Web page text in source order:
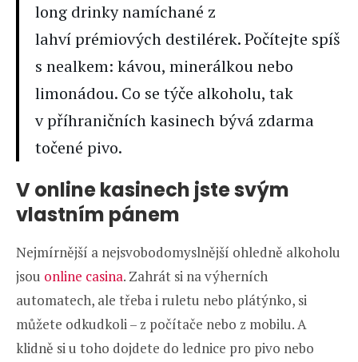
long drinky namíchané z
lahví prémiových destilérek. Počítejte spíš
s nealkem: kávou, minerálkou nebo
limonádou. Co se týče alkoholu, tak
v příhraničních kasinech bývá zdarma
točené pivo.
V online kasinech jste svým
vlastním pánem
Nejmírnější a nejsvobodomyslnější ohledně alkoholu
jsou online casina. Zahrát si na výherních
automatech, ale třeba i ruletu nebo plátýnko, si
můžete odkudkoli – z počítače nebo z mobilu. A
klidně si u toho dojdete do lednice pro pivo nebo